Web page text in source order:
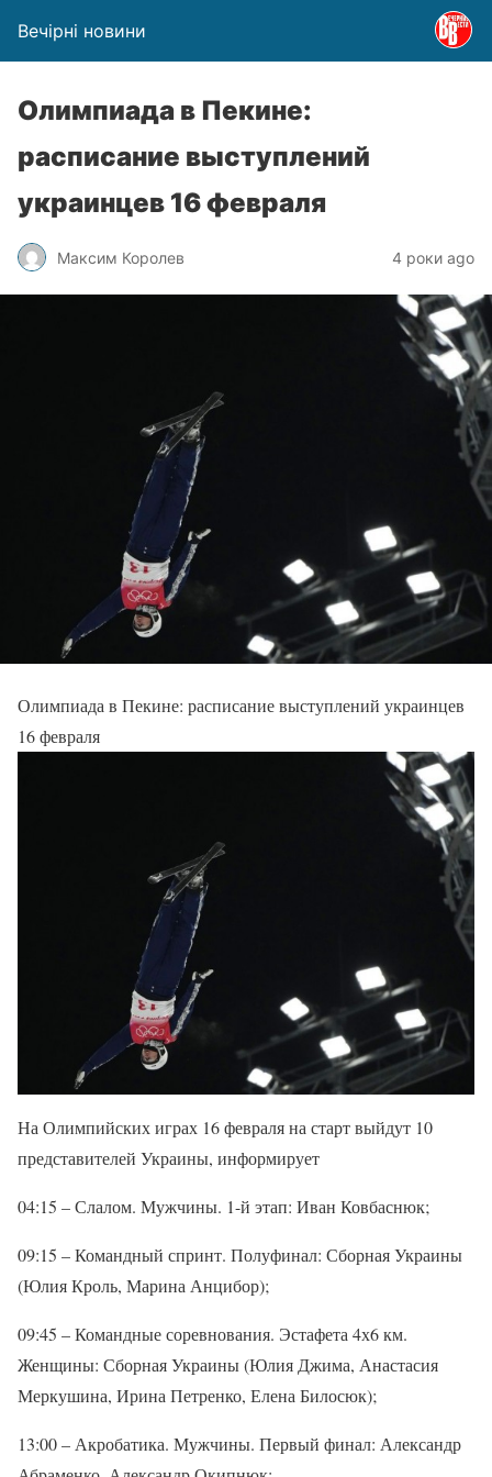
Вечірні новини
Олимпиада в Пекине:
расписание выступлений
украинцев 16 февраля
Максим Королев 4 роки ago
Олимпиада в Пекине: расписание выступлений украинцев
16 февраля
На Олимпийских играх 16 февраля на старт выйдут 10
представителей Украины, информирует
04:15 – Слалом. Мужчины. 1-й этап: Иван Ковбаснюк;
09:15 – Командный спринт. Полуфинал: Сборная Украины
(Юлия Кроль, Марина Анцибор);
09:45 – Командные соревнования. Эстафета 4х6 км.
Женщины: Сборная Украины (Юлия Джима, Анастасия
Меркушина, Ирина Петренко, Елена Билосюк);
13:00 – Акробатика. Мужчины. Первый финал: Александр